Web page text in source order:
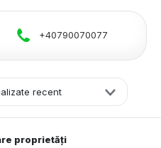
+40790070077
recent
proprietăți